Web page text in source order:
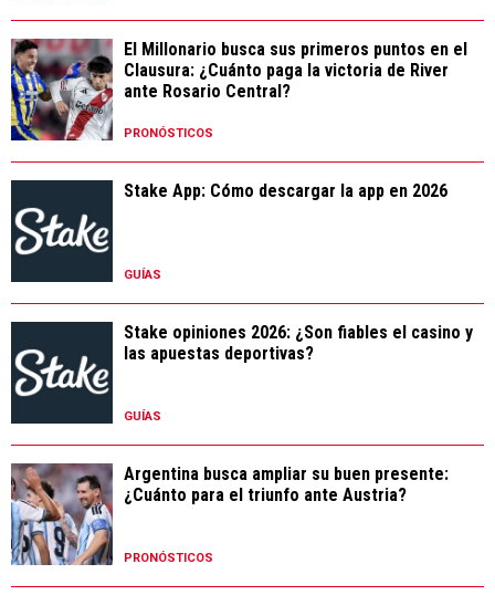
El Millonario busca sus primeros puntos en el
Clausura: ¿Cuánto paga la victoria de River
ante Rosario Central?
PRONÓSTICOS
Stake App: Cómo descargar la app en 2026
GUÍAS
Stake opiniones 2026: ¿Son fiables el casino y
las apuestas deportivas?
GUÍAS
Argentina busca ampliar su buen presente:
¿Cuánto para el triunfo ante Austria?
PRONÓSTICOS